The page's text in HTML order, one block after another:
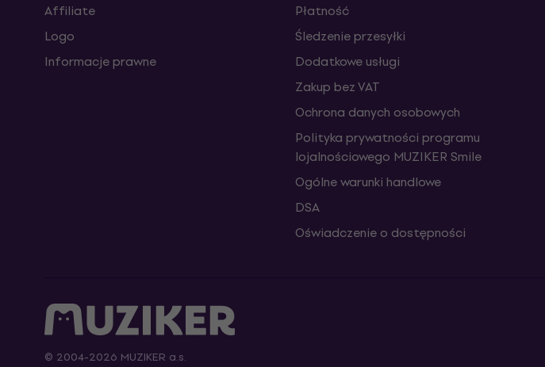
Affiliate
Logo
Informacje prawne
Płatność
Śledzenie przesyłki
Dodatkowe usługi
Zakup bez VAT
Ochrona danych osobowych
Polityka prywatności programu
lojalnościowego MUZIKER Smile
Ogólne warunki handlowe
DSA
Oświadczenie o dostępności
© 2004-2026 MUZIKER a.s.